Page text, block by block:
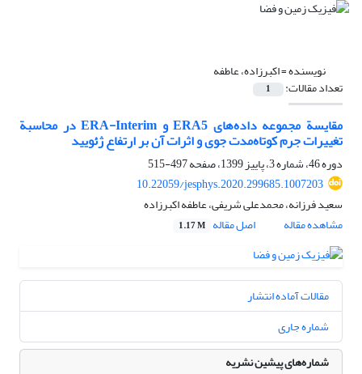
نویسنده =اکبرزاده، عاطفه
تعداد مقالات: 1
مقایسة مجموعه داده‌های ERA5 و ERA-Interim در محاسبة
تغییرات جرم کوتاه‌مدت جوی و اثرات آن بر ارتفاع ژئویید
دوره 46، شماره 3، پاییز 1399، صفحه
497-515
10.22059/jesphys.2020.299685.1007203
سعید فرزانه، محمدعلی شریفی، عاطفه اکبرزاده
مشاهده مقاله
اصل مقاله 1.17 M
مقالات آماده انتشار
شماره جاری
شماره‌های پیشین نشریه